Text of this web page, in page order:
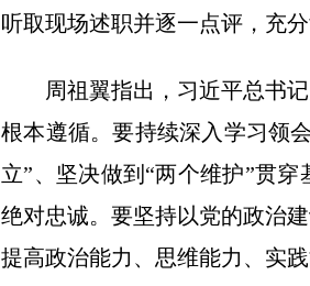
听取现场述职并逐一点评，充
周祖翼指出，习近平总书
根本遵循。要持续深入学习领
立”、坚决做到“两个维护”贯
绝对忠诚。要坚持以党的政治
提高政治能力、思维能力、实